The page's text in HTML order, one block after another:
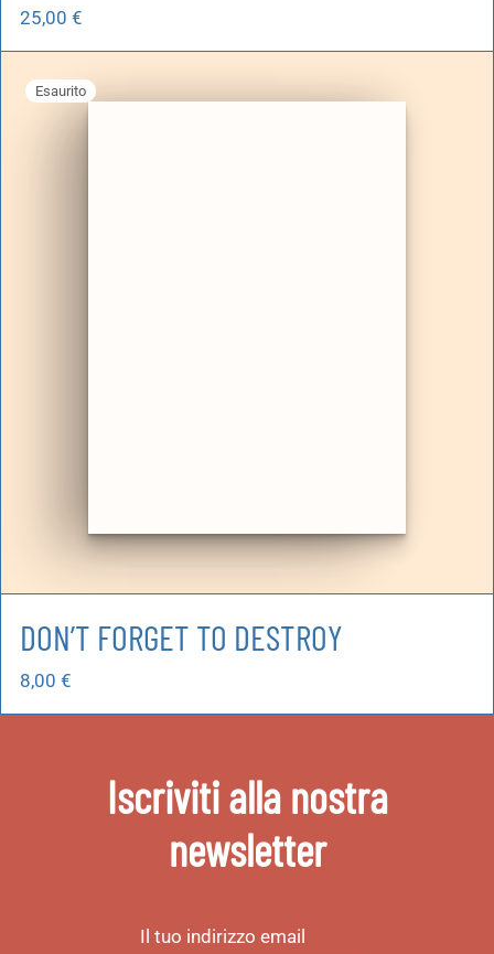
25,00 €
Esaurito
DON’T FORGET TO DESTROY
8,00 €
Iscriviti alla nostra
newsletter